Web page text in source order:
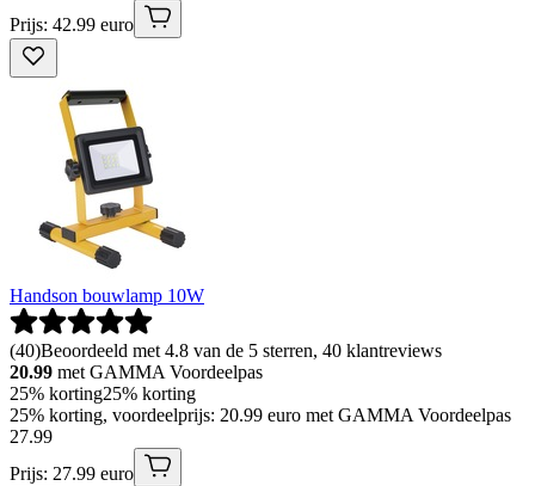
Prijs: 42.99 euro
Handson bouwlamp 10W
(40)Beoordeeld met 4.8 van de 5 sterren, 40 klantreviews
20.99 met GAMMA Voordeelpas
25% korting25% korting
25% korting, voordeelprijs: 20.99 euro met GAMMA Voordeelpas
27.99
Prijs: 27.99 euro